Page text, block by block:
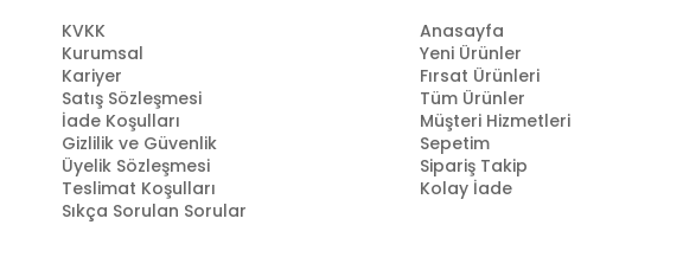
KVKK
Kurumsal
Kariyer
Satış Sözleşmesi
İade Koşulları
Gizlilik ve Güvenlik
Üyelik Sözleşmesi
Teslimat Koşulları
Sıkça Sorulan Sorular
Anasayfa
Yeni Ürünler
Fırsat Ürünleri
Tüm Ürünler
Müşteri Hizmetleri
Sepetim
Sipariş Takip
Kolay İade